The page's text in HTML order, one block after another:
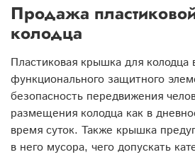
Продажа
колодца
Пластиковая крышка для колодца
функционального защитного
безопасность передвижения
размещения колодца как в
время суток. Также крышка
в него мусора, чего допускать